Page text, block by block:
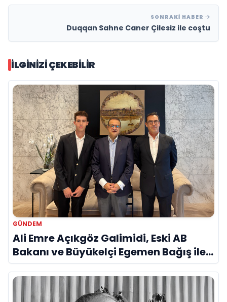
SONRAKI HABER
Duqqan Sahne Caner Çilesiz ile coştu
İLGINIZI ÇEKEBILIR
GÜNDEM
Ali Emre Açıkgöz Galimidi, Eski AB
Bakanı ve Büyükelçi Egemen Bağış ile
Bir Araya Geldi